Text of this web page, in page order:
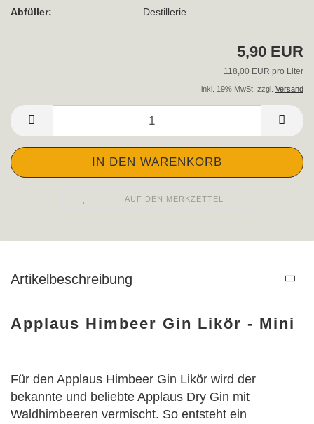
Abfüller:
Destillerie
5,90 EUR
118,00 EUR pro Liter
inkl. 19% MwSt. zzgl. Versand
AUF DEN MERKZETTEL
Artikelbeschreibung
Applaus Himbeer Gin Likör - Mini
Für den Applaus Himbeer Gin Likör wird der
bekannte und beliebte Applaus Dry Gin mit
Waldhimbeeren vermischt. So entsteht ein